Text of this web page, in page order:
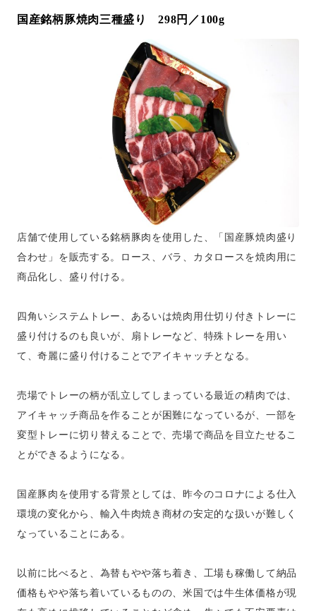
国産銘柄豚焼肉三種盛り 298円／100g
店舗で使用している銘柄豚肉を使用した、「国産豚焼肉盛り
合わせ」を販売する。ロース、バラ、カタロースを焼肉用に
商品化し、盛り付ける。
四角いシステムトレー、あるいは焼肉用仕切り付きトレーに
盛り付けるのも良いが、扇トレーなど、特殊トレーを用い
て、奇麗に盛り付けることでアイキャッチとなる。
売場でトレーの柄が乱立してしまっている最近の精肉では、
アイキャッチ商品を作ることが困難になっているが、一部を
変型トレーに切り替えることで、売場で商品を目立たせるこ
とができるようになる。
国産豚肉を使用する背景としては、昨今のコロナによる仕入
環境の変化から、輸入牛肉焼き商材の安定的な扱いが難しく
なっていることにある。
以前に比べると、為替もやや落ち着き、工場も稼働して納品
価格もやや落ち着いているものの、米国では牛生体価格が現